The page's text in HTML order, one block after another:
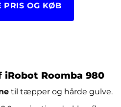
PRIS OG KØB
iRobot Roomba 980
til tæpper og hårde gulve.